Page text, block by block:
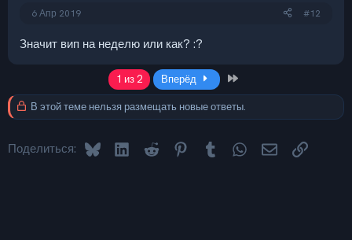
6 Апр 2019 #12
Значит вип на неделю или как? :?
1 из 2 Вперёд
В этой теме нельзя размещать новые ответы.
Поделиться: Bluesky LinkedInReddit PinterestTumblr WhatsApp
Электронная
Ссылка